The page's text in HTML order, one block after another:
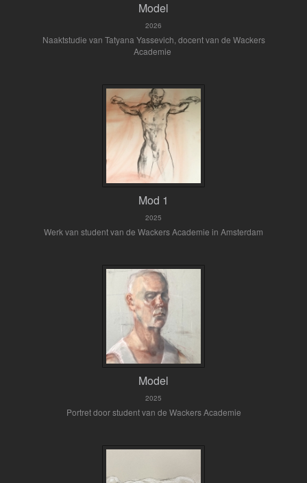
Model
2026
Naaktstudie van Tatyana Yassevich, docent van de Wackers
Academie
Mod 1
2025
Werk van student van de Wackers Academie in Amsterdam
Model
2025
Portret door student van de Wackers Academie